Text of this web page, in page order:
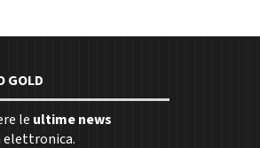
GOLD
le ultime news
elettronica.